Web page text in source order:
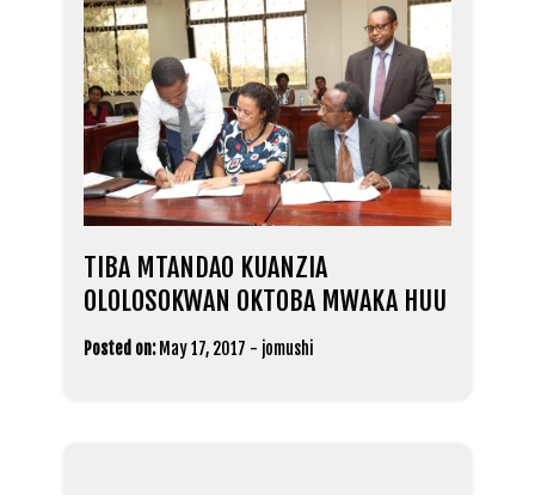
TIBA MTANDAO KUANZIA
OLOLOSOKWAN OKTOBA MWAKA HUU
Posted on: May 17, 2017 - jomushi